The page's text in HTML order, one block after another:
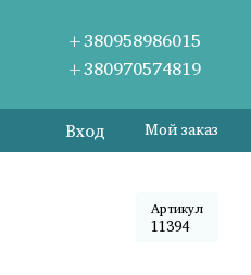
+380958986015
+380970574819
Вход Мой заказ
Артикул
11394